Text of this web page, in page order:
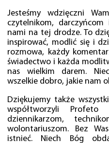
Jesteśmy wdzięczni
czytelnikom,
nami na tej drodze. To
inspirować, modlić się i
rozmowa, każdy
świadectwo i każda
nas wielkim darem.
wszelkie dobro, jakie nam
Dziękujemy także
współtworzyli
dziennikarzom,
wolontariuszom. Bez
istnieć. Niech Bóg